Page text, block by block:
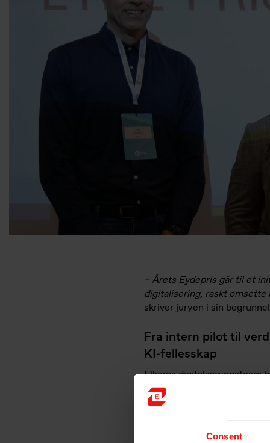
Consent
– Årets Eydepris går til et
digitalisering, raskt omsette
skriver juryen i sin
Fra intern pilot til
KI‑fellesskap
Elkems digitaliseringsteam
utforske muligheter innen
hadde utviklet sin første
lanserte teamet den første